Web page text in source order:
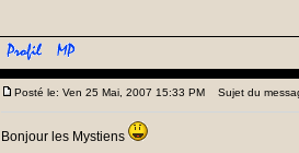
Posté le: Ven 25 Mai, 2007 15:33 PM Sujet du
Bonjour les Mystiens